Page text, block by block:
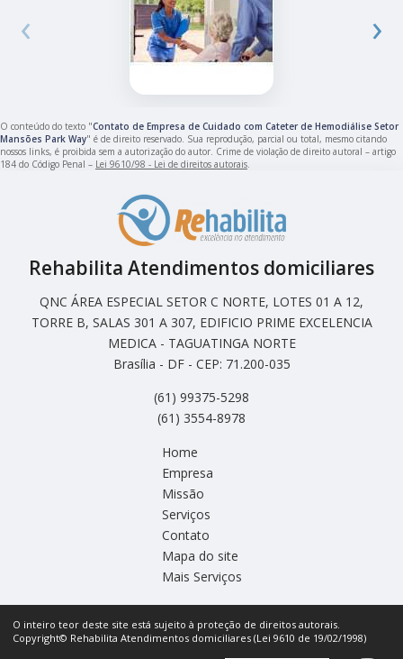
‹ ›
O conteúdo do texto "Contato de Empresa de Cuidado com Cateter de Hemodiálise Setor
Mansões Park Way" é de direito reservado. Sua reprodução, parcial ou total, mesmo citando
nossos links, é proibida sem a autorização do autor. Crime de violação de direito autoral – artigo
184 do Código Penal – Lei 9610/98 - Lei de direitos autorais
Rehabilita Atendimentos domiciliares
QNC ÁREA ESPECIAL SETOR C NORTE, LOTES 01 A 12,
TORRE B, SALAS 301 A 307, EDIFICIO PRIME EXCELENCIA
MEDICA - TAGUATINGA NORTE
Brasília - DF - CEP: 71.200-035
(61) 99375-5298
(61) 3554-8978
Home
Empresa
Missão
Serviços
Contato
Mapa do site
Mais Serviços
O inteiro teor deste site está sujeito à proteção de direitos autorais.
Copyright© Rehabilita Atendimentos domiciliares (Lei 9610 de 19/02/1998)